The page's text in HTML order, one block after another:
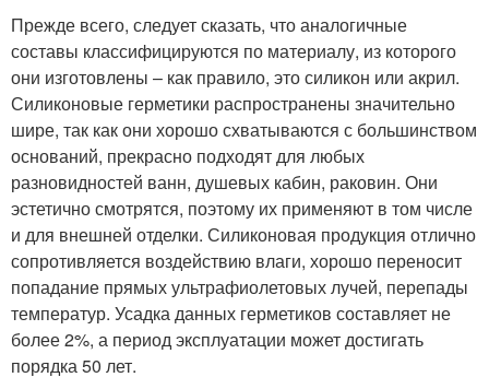
Прежде всего, следует сказать, что аналогичные
составы классифицируются по материалу, из которого
они изготовлены – как правило, это силикон или акрил.
Силиконовые герметики распространены значительно
шире, так как они хорошо схватываются с большинством
оснований, прекрасно подходят для любых
разновидностей ванн, душевых кабин, раковин. Они
эстетично смотрятся, поэтому их применяют в том числе
и для внешней отделки. Силиконовая продукция отлично
сопротивляется воздействию влаги, хорошо переносит
попадание прямых ультрафиолетовых лучей, перепады
температур. Усадка данных герметиков составляет не
более 2%, а период эксплуатации может достигать
порядка 50 лет.